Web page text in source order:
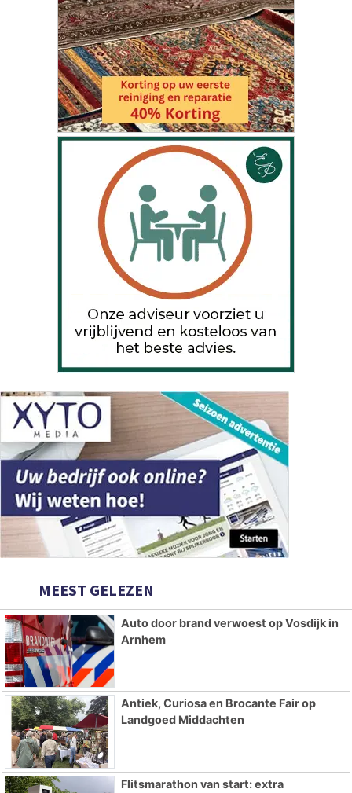
MEEST GELEZEN
Auto door brand verwoest op Vosdijk in
Arnhem
Antiek, Curiosa en Brocante Fair op
Landgoed Middachten
Flitsmarathon van start: extra